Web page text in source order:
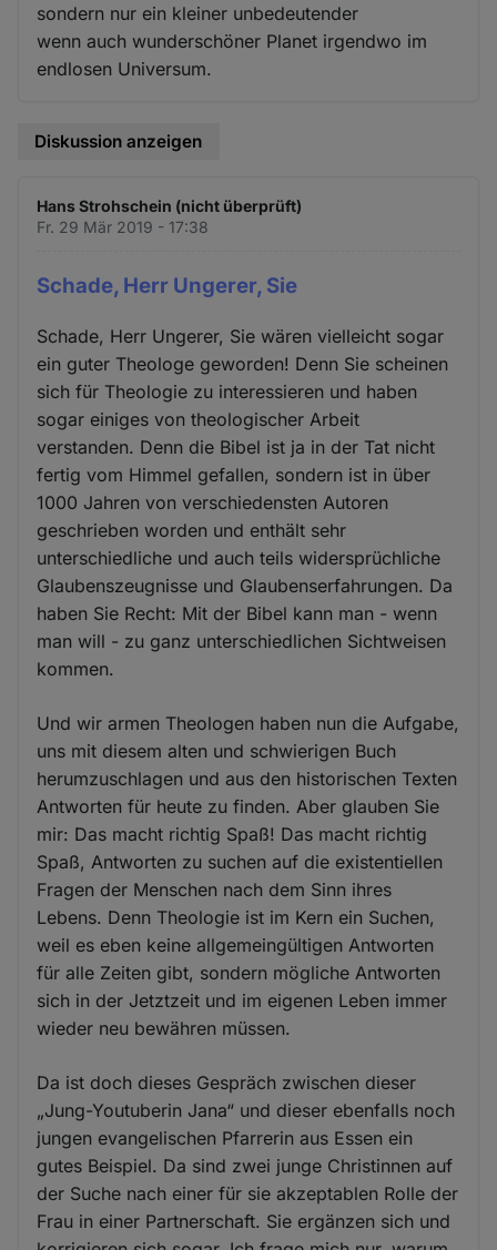
sondern nur ein kleiner unbedeutender
wenn auch wunderschöner Planet irgendwo im
endlosen Universum.
Diskussion anzeigen
Hans Strohschein (nicht überprüft)
Fr. 29 Mär 2019 - 17:38
Schade, Herr Ungerer, Sie
Schade, Herr Ungerer, Sie wären vielleicht sogar
ein guter Theologe geworden! Denn Sie scheinen
sich für Theologie zu interessieren und haben
sogar einiges von theologischer Arbeit
verstanden. Denn die Bibel ist ja in der Tat nicht
fertig vom Himmel gefallen, sondern ist in über
1000 Jahren von verschiedensten Autoren
geschrieben worden und enthält sehr
unterschiedliche und auch teils widersprüchliche
Glaubenszeugnisse und Glaubenserfahrungen. Da
haben Sie Recht: Mit der Bibel kann man - wenn
man will - zu ganz unterschiedlichen Sichtweisen
kommen.
Und wir armen Theologen haben nun die Aufgabe,
uns mit diesem alten und schwierigen Buch
herumzuschlagen und aus den historischen Texten
Antworten für heute zu finden. Aber glauben Sie
mir: Das macht richtig Spaß! Das macht richtig
Spaß, Antworten zu suchen auf die existentiellen
Fragen der Menschen nach dem Sinn ihres
Lebens. Denn Theologie ist im Kern ein Suchen,
weil es eben keine allgemeingültigen Antworten
für alle Zeiten gibt, sondern mögliche Antworten
sich in der Jetztzeit und im eigenen Leben immer
wieder neu bewähren müssen.
Da ist doch dieses Gespräch zwischen dieser
„Jung-Youtuberin Jana“ und dieser ebenfalls noch
jungen evangelischen Pfarrerin aus Essen ein
gutes Beispiel. Da sind zwei junge Christinnen auf
der Suche nach einer für sie akzeptablen Rolle der
Frau in einer Partnerschaft. Sie ergänzen sich und